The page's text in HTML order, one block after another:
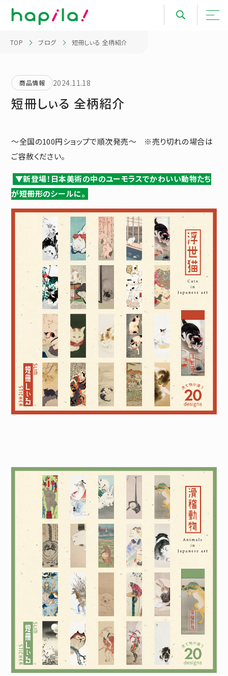
TOP ブログ 短冊しぃる 全柄紹介
商品情報 2024.11.18
短冊しぃる 全柄紹介
～全国の100円ショップで順次発売～ ※売り切れの場合は
ご容赦ください。
▼新登場！日本美術の中のユーモラスでかわいい動物たち
が短冊形のシールに。